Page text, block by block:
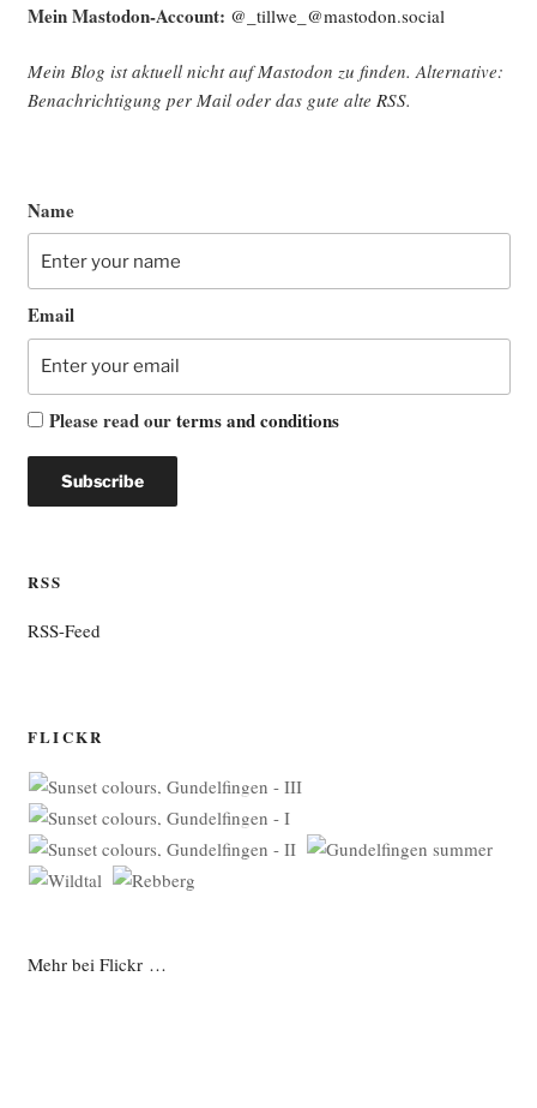
Mein Mast­o­don-Account: @_tillwe_@mastodon.social
Mein Blog ist aktu­ell nicht auf Mast­o­don zu fin­den. Alter­na­ti­ve:
Benach­rich­ti­gung per Mail oder das gute alte RSS.
Name
Email
Please read ourterms and conditions
RSS
RSS-Feed
FLICKR
Mehr bei Flickr …